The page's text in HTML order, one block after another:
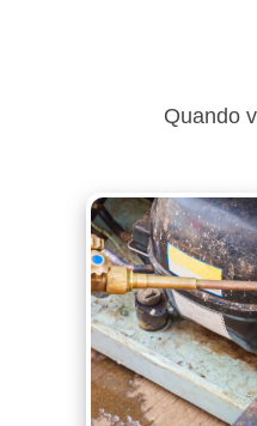
Quando